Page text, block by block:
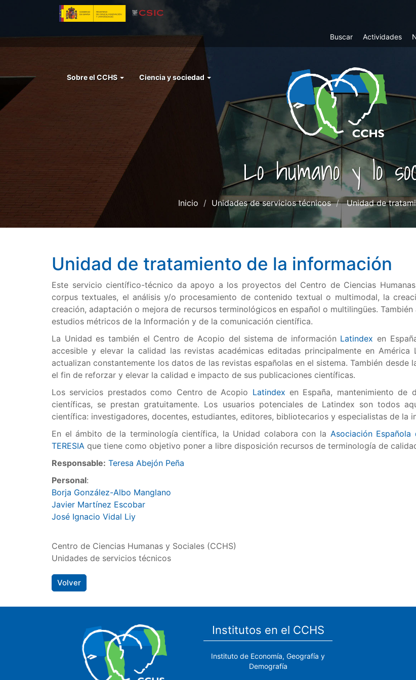
principal
Top
Buscar Actividades
Menu
Sobre el CCHS Ciencia y sociedad
Lo humano y lo
Inicio Unidades de servicios técnicos Unidad de
Unidad de tratamiento de la información
Este servicio científico-técnico da apoyo a los proyectos del Centro de Ciencias
corpus textuales, el análisis y/o procesamiento de contenido textual o multimodal, la
creación, adaptación o mejora de recursos terminológicos en español o multilingües.
estudios métricos de la Información y de la comunicación científica.
La Unidad es también el Centro de Acopio del sistema de información Latindex en
accesible y elevar la calidad las revistas académicas editadas principalmente en
actualizan constantemente los datos de las revistas españolas en el sistema. También
el fin de reforzar y elevar la calidad e impacto de sus publicaciones científicas.
Los servicios prestados como Centro de Acopio Latindex en España, mantenimiento
científicas, se prestan gratuitamente. Los usuarios potenciales de Latindex son todos
científica: investigadores, docentes, estudiantes, editores, bibliotecarios y especialistas de la
En el ámbito de la terminología científica, la Unidad colabora con la Asociación Española
TERESIA que tiene como objetivo poner a libre disposición recursos de terminología de
Responsable: Teresa Abejón Peña
Personal:
Borja González-Albo Manglano
Javier Martínez Escobar
José Ignacio Vidal Liy
Centro de Ciencias Humanas y Sociales (CCHS)
Unidades de servicios técnicos
Volver
Institutos en el CCHS
Instituto de Economía, Geografía y
Demografía